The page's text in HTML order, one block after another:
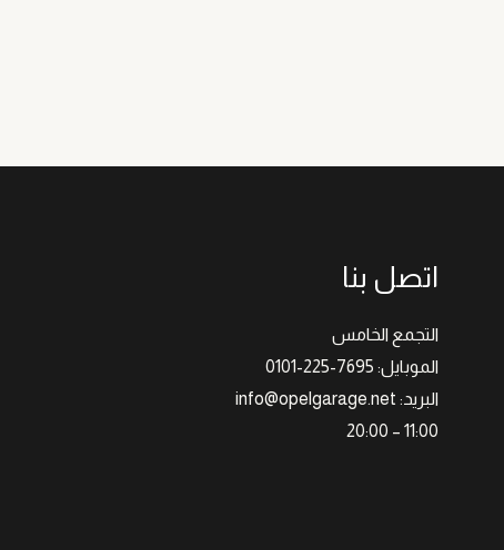
اتصل بنا
التجمع الخامس
الموبايل: 7695-225-0101
البريد: info@opelgarage.net
11:00 – 20:00